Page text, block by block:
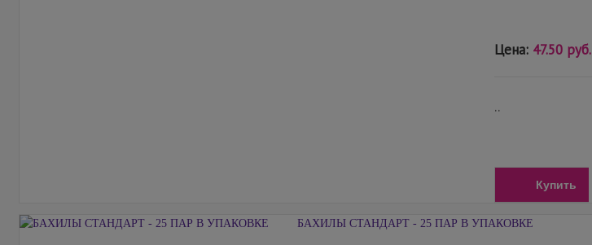
Цена: 47.50 руб.
..
Купить
БАХИЛЫ СТАНДАРТ - 25 ПАР В УПАКОВКЕ